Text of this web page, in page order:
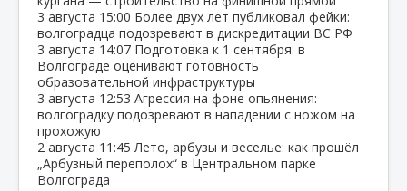
3 августа 15:00 Более двух лет публиковал фейки:
волгоградца подозревают в дискредитации ВС РФ
3 августа 14:07 Подготовка к 1 сентября: в
Волгограде оценивают готовность
образовательной инфраструктуры
3 августа 12:53 Агрессия на фоне опьянения:
волгоградку подозревают в нападении с ножом на
прохожую
2 августа 11:45 Лето, арбузы и веселье: как прошёл
„Арбузный переполох“ в Центральном парке
Волгограда